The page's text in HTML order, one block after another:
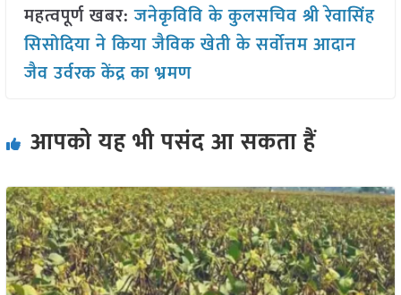
महत्वपूर्ण खबर:जनेकृविवि के कुलसचिव श्री रेवासिंह
सिसोदिया ने किया जैविक खेती के सर्वोत्तम आदान
जैव उर्वरक केंद्र का भ्रमण
आपको यह भी पसंद आ सकता हैं